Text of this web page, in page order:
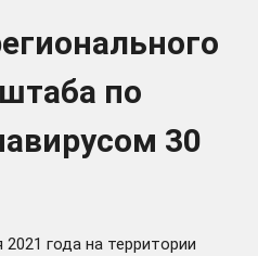
по
30
года на территории